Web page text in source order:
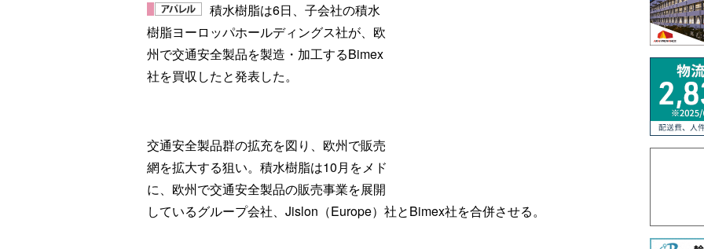
積水樹脂は6日、子会社の積水
樹脂ヨーロッパホールディングス社が、欧
州で交通安全製品を製造・加工するBimex
社を買収したと発表した。
交通安全製品群の拡充を図り、欧州で販売
網を拡大する狙い。積水樹脂は10月をメド
に、欧州で交通安全製品の販売事業を展開
しているグループ会社、Jislon（Europe）社とBimex社を合併させる。